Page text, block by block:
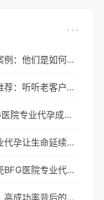
贝贝壳BFG医院专业代孕真实案例：他们是如何在这里圆梦的
贝贝壳BFG医院专业代孕口碑推荐：听听老客户的真实评价
100个家庭的选择：贝贝壳BFG医院专业代孕成功案例分享
贝贝壳BFG医院代孕喜报：专业代孕让生命延续更简单
如何保障代孕高成功率？贝贝壳BFG医院专业代孕方案解析
贝贝壳BFG医院专业代孕点评：高成功率背后的医疗神话